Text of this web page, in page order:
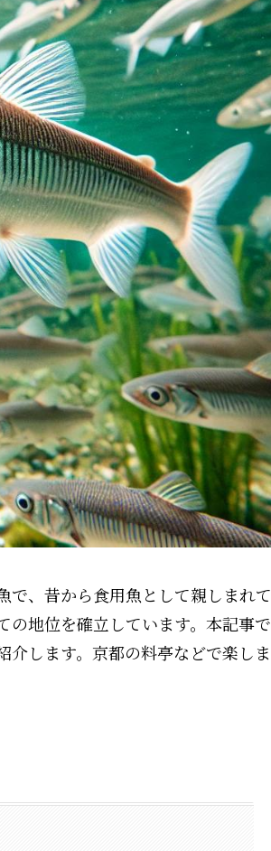
で、昔から食用魚として親しまれて
の地位を確立しています。本記事で
します。京都の料亭などで楽しま